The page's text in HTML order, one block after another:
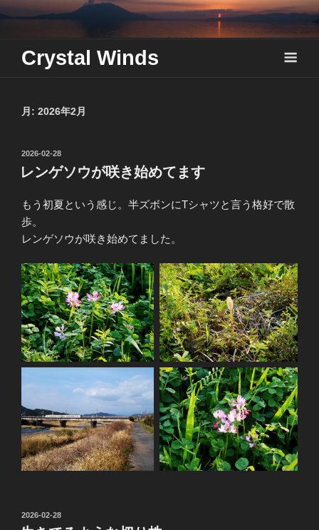
Skip
content
Crystal Winds
月: 2026年2月
投
稿
日:
2026-02-28
レンゲソウが咲き始めてます
もう初夏という感じ。半ズボンにTシャツと言う格好で散
歩。
レンゲソウが咲き始めてました。
投
稿
2026-02-28